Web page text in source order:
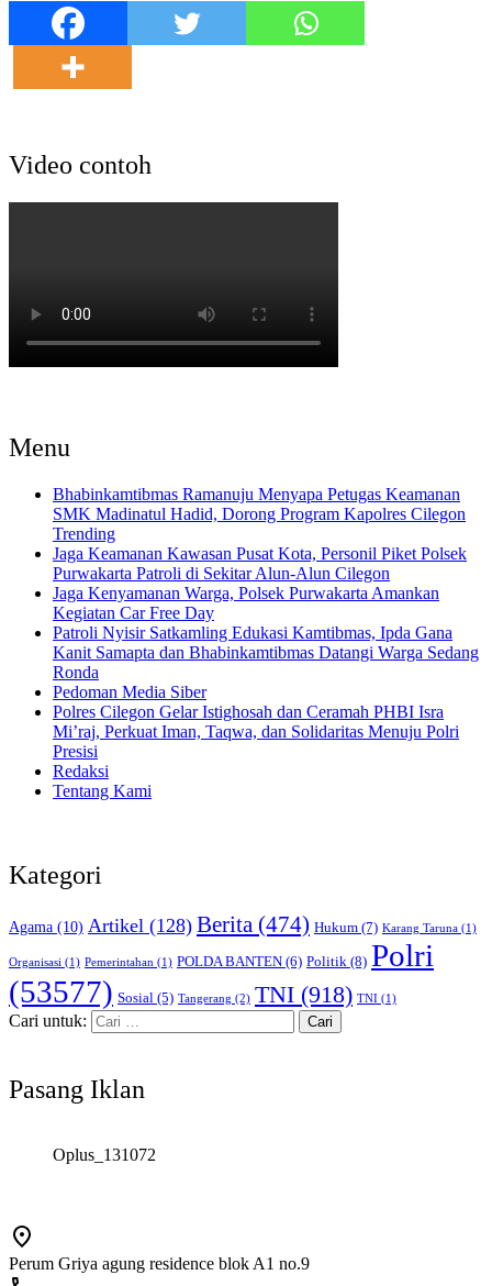
Video contoh
Menu
Bhabinkamtibmas Ramanuju Menyapa Petugas Keamanan
SMK Madinatul Hadid, Dorong Program Kapolres Cilegon
Trending
Jaga Keamanan Kawasan Pusat Kota, Personil Piket Polsek
Purwakarta Patroli di Sekitar Alun-Alun Cilegon
Jaga Kenyamanan Warga, Polsek Purwakarta Amankan
Kegiatan Car Free Day
Patroli Nyisir Satkamling Edukasi Kamtibmas, Ipda Gana
Kanit Samapta dan Bhabinkamtibmas Datangi Warga Sedang
Ronda
Pedoman Media Siber
Polres Cilegon Gelar Istighosah dan Ceramah PHBI Isra
Mi’raj, Perkuat Iman, Taqwa, dan Solidaritas Menuju Polri
Presisi
Redaksi
Tentang Kami
Kategori
Agama (10) Artikel (128) Berita (474) Hukum (7) Karang Taruna (1)
Organisasi (1) Pemerintahan (1) POLDA BANTEN (6) Politik (8) Polri
(53577) Sosial (5) Tangerang (2) TNI (918) TNI (1)
Cari untuk:
Pasang Iklan
Oplus_131072
Perum Griya agung residence blok A1 no.9